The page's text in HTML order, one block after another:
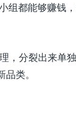
都能够赚钱，
，分裂出来单
类。